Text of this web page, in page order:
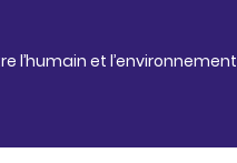
l’humain et l’environnement